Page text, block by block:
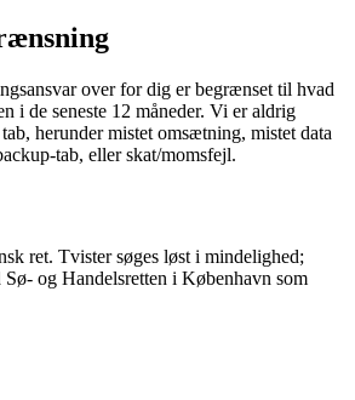
over for dig er begrænset til hvad
i de seneste 12 måneder. Vi er aldrig
herunder mistet omsætning, mistet data
tab, eller skat/momsfejl.
ret. Tvister søges løst i mindelighed;
og Handelsretten i København som